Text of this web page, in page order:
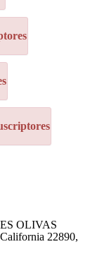
OLIVAS
22890,